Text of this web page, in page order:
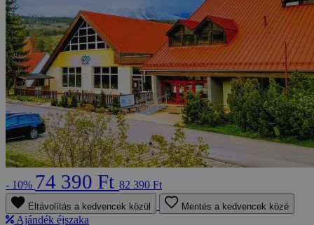
- 10% 74 390 Ft 82 390 Ft
Eltávolítás a kedvencek közül Mentés a kedvencek közé
Ajándék éjszaka